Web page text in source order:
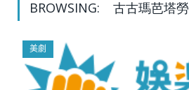
BROWSING: 古古瑪芭塔勞
美劇